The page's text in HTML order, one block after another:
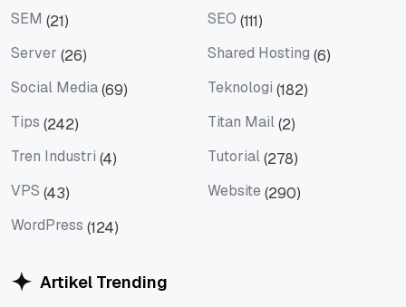
SEM (21) SEO (111)
Server (26) Shared Hosting (6)
Social Media(69) Teknologi (182)
Tips (242) Titan Mail(2)
Tren Industri (4) Tutorial(278)
VPS (43) Website (290)
WordPress (124)
Artikel Trending